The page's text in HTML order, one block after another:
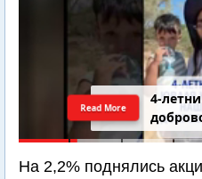
4-
Read More
На 2,2% поднялись